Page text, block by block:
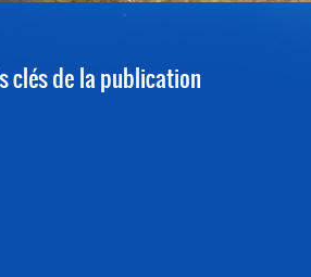
clés de la publication